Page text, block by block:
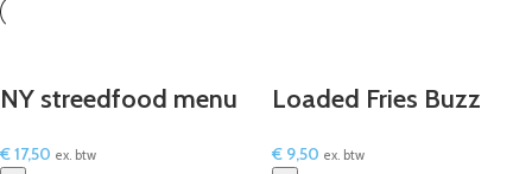
NY streedfood menu
€17,50 ex. btw
Loaded Fries Buzz
€ 9,50 ex. btw